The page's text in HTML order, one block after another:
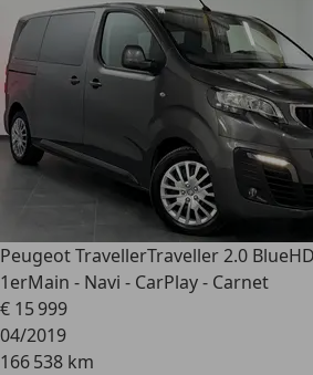
Peugeot TravellerTraveller 2.0
1erMain - Navi - CarPlay - Carnet
€ 15 999
04/2019
166 538 km